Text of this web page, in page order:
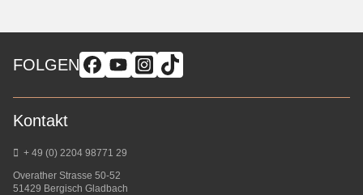
FOLGEN
Kontakt
+ 49 (0) 2204 98771 29
Overather Strasse 50-52
51429 Bergisch Gladbach